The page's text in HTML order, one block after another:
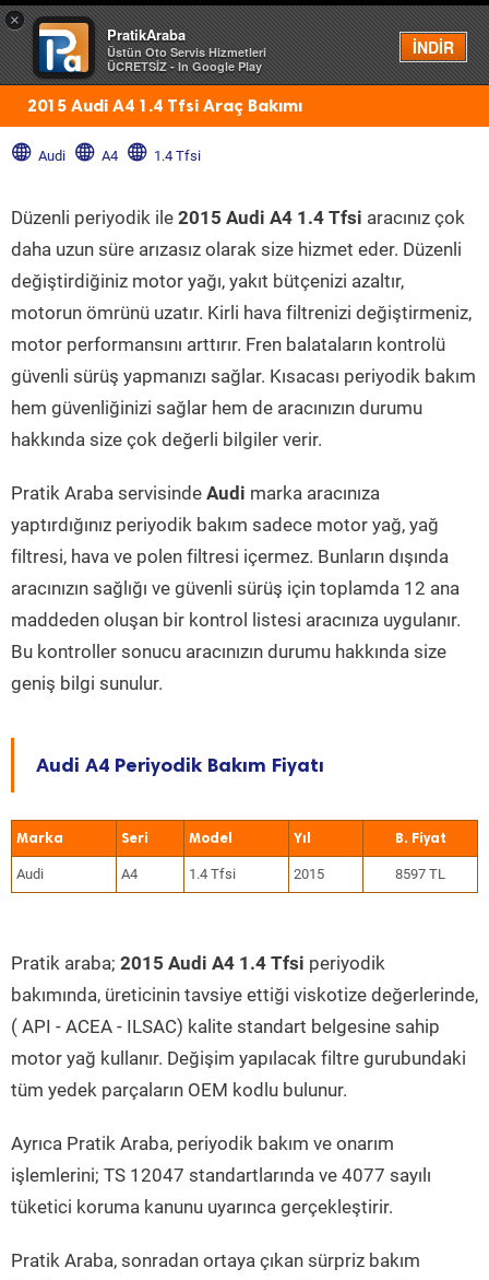
×
PratikAraba
Üstün Oto Servis Hizmetleri
ÜCRETSİZ - In Google Play
İNDİR
Menü
2015 Audi A4 1.4 Tfsi Araç Bakımı
Audi A4 1.4 Tfsi
Düzenli periyodik ile 2015 Audi A4 1.4 Tfsi aracınız çok
daha uzun süre arızasız olarak size hizmet eder. Düzenli
değiştirdiğiniz motor yağı, yakıt bütçenizi azaltır,
motorun ömrünü uzatır. Kirli hava filtrenizi değiştirmeniz,
motor performansını arttırır. Fren balataların kontrolü
güvenli sürüş yapmanızı sağlar. Kısacası periyodik bakım
hem güvenliğinizi sağlar hem de aracınızın durumu
hakkında size çok değerli bilgiler verir.
Pratik Araba servisinde Audi marka aracınıza
yaptırdığınız periyodik bakım sadece motor yağ, yağ
filtresi, hava ve polen filtresi içermez. Bunların dışında
aracınızın sağlığı ve güvenli sürüş için toplamda 12 ana
maddeden oluşan bir kontrol listesi aracınıza uygulanır.
Bu kontroller sonucu aracınızın durumu hakkında size
geniş bilgi sunulur.
Audi A4 Periyodik Bakım Fiyatı
Marka Seri Model Yıl
Audi A4 1.4 Tfsi 2015 8597 TL
Pratik araba; 2015 Audi A4 1.4 Tfsi periyodik
bakımında, üreticinin tavsiye ettiği viskotize değerlerinde,
( API - ACEA - ILSAC) kalite standart belgesine sahip
motor yağ kullanır. Değişim yapılacak filtre gurubundaki
tüm yedek parçaların OEM kodlu bulunur.
Ayrıca Pratik Araba, periyodik bakım ve onarım
işlemlerini; TS 12047 standartlarında ve 4077 sayılı
tüketici koruma kanunu uyarınca gerçekleştirir.
Pratik Araba, sonradan ortaya çıkan sürpriz bakım